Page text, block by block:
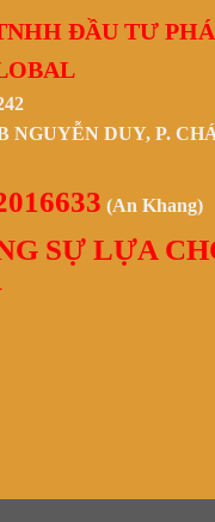
ĐẦU TƯ
NGUYỄN DUY, P.
(An Khang)
SỰ LỰA